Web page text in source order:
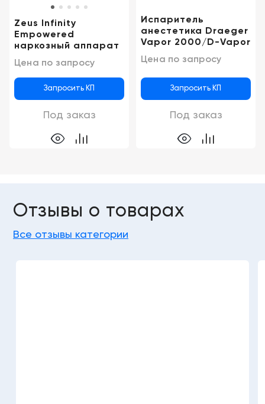
Zeus Infinity
Empowered
наркозный аппарат
Цена по запросу
Запросить КП
Под заказ
Испаритель
анестетика Draeger
Vapor 2000/D-Vapor
Цена по запросу
Запросить КП
Под заказ
Отзывы о товарах
Все отзывы категории